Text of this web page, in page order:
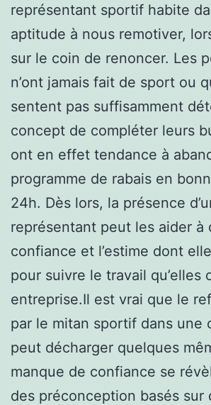
représentant sportif habite
aptitude à nous remotiver,
sur le coin de renoncer. Les
n’ont jamais fait de sport ou
sentent pas suffisamment
concept de compléter leurs
ont en effet tendance à
programme de rabais en
24h. Dès lors, la présence
représentant peut les aider à
confiance et l’estime dont
pour suivre le travail qu’elles
entreprise.Il est vrai que le
par le mitan sportif dans une
peut décharger quelques
manque de confiance se
des préconception basés sur